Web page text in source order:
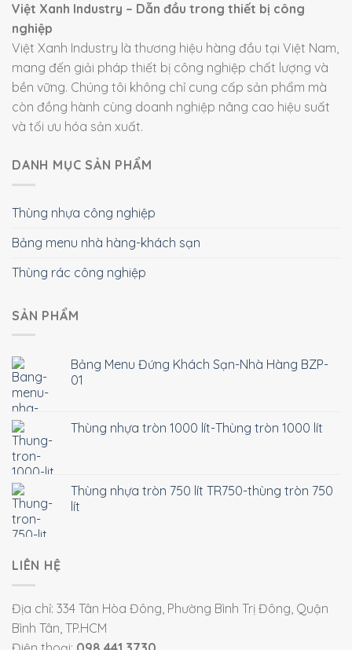
Việt Xanh Industry – Dẫn đầu trong thiết bị công
nghiệp
Việt Xanh Industry là thương hiệu hàng đầu tại Việt Nam,
mang đến giải pháp thiết bị công nghiệp chất lượng và
bền vững. Chúng tôi không chỉ cung cấp sản phẩm mà
còn đồng hành cùng doanh nghiệp nâng cao hiệu suất
và tối ưu hóa sản xuất.
DANH MỤC SẢN PHẨM
Thùng nhựa công nghiệp
Bảng menu nhà hàng-khách sạn
Thùng rác công nghiệp
SẢN PHẨM
Bảng Menu Đứng Khách Sạn-Nhà Hàng BZP-
01
Thùng nhựa tròn 1000 lít-Thùng tròn 1000 lít
Thùng nhựa tròn 750 lít TR750-thùng tròn 750
lít
LIÊN HỆ
Địa chỉ: 334 Tân Hòa Đông, Phường Bình Trị Đông, Quận
Bình Tân, TP.HCM